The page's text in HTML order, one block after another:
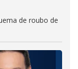
de roubo de